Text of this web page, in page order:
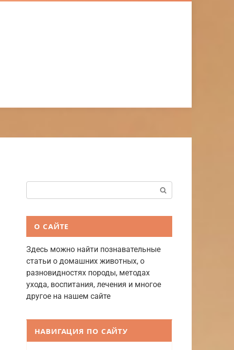
О САЙТЕ
Здесь можно найти познавательные
статьи о домашних животных, о
разновидностях породы, методах
ухода, воспитания, лечения и многое
другое на нашем сайте
НАВИГАЦИЯ ПО САЙТУ